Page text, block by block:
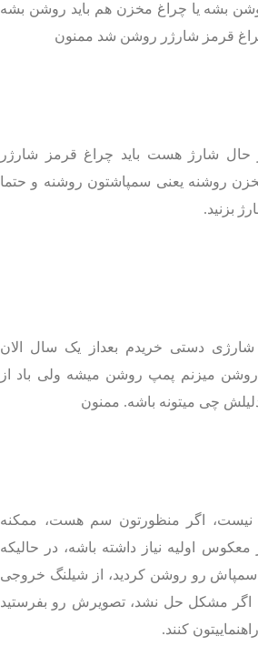
بشه یا چراغ مخزن هم باید روشن بشه
قرمز شارژر روشن شد ممنون
شارژ هست باید چراغ قرمز شارژر
روشنه یعنی سمپاشتون روشنه و حتما
بزنید.
دستی خریدم بعداز یک سال الان
روشن میزنم پمپ روشن میشه ولی باد از
چی میتونه باشه. ممنون
نیست، اگر منظورتون سم هست، ممکنه
اولیه نیاز داشته باشه، در حالیکه
رو روشن کردید، از شیلنگ خروجی
اگر مشکل حل نشد، تصویرش رو بفرستید
کنند.